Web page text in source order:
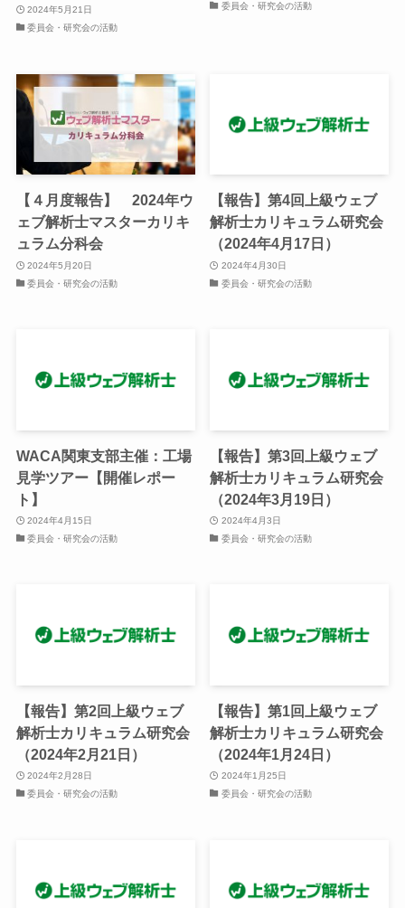
2024年5月21日
委員会・研究会の活動
委員会・研究会の活動
【４月度報告】 2024年ウ
ェブ解析士マスターカリキ
ュラム分科会
2024年5月20日
委員会・研究会の活動
【報告】第4回上級ウェブ
解析士カリキュラム研究会
（2024年4月17日）
2024年4月30日
委員会・研究会の活動
WACA関東支部主催：工場
見学ツアー【開催レポー
ト】
2024年4月15日
委員会・研究会の活動
【報告】第3回上級ウェブ
解析士カリキュラム研究会
（2024年3月19日）
2024年4月3日
委員会・研究会の活動
【報告】第2回上級ウェブ
解析士カリキュラム研究会
（2024年2月21日）
2024年2月28日
委員会・研究会の活動
【報告】第1回上級ウェブ
解析士カリキュラム研究会
（2024年1月24日）
2024年1月25日
委員会・研究会の活動